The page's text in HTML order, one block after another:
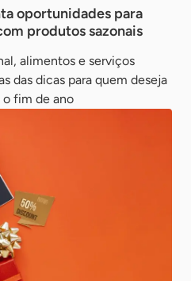
oportunidades para
produtos sazonais
alimentos e serviços
das dicas para quem deseja
o fim de ano